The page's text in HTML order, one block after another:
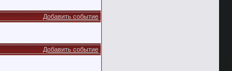
Добавить событие
Добавить событие